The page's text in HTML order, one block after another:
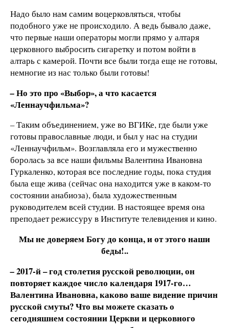
Надо было нам самим воцерковляться, чтобы
подобного уже не происходило. А ведь бывало даже,
что первые наши операторы могли прямо у алтаря
церковного выбросить сигаретку и потом войти в
алтарь с камерой. Почти все были тогда еще не готовы,
немногие из нас только были готовы!
–Но это про «Выбор», а что касается
«Леннаучфильма»?
–Таким объединением, уже во ВГИКе, где были уже
готовы православные люди, и был у нас на студии
«Леннаучфильм». Возглавляла его и мужественно
боролась за все наши фильмы Валентина Ивановна
Гуркаленко, которая все последние годы, пока студия
была еще жива (сейчас она находится уже в каком-то
состоянии анабиоза), была художественным
руководителем всей студии. В настоящее время она
преподает режиссуру в Институте телевидения и кино.
Мы не доверяем Богу до конца, и от этого наши
беды!..
–2017-й – год столетия русской революции, он
повторяет каждое число календаря 1917-го…
Валентина Ивановна, каково ваше видение причин
русской смуты? Что вы можете сказать о
сегодняшнем состоянии Церкви и церковного